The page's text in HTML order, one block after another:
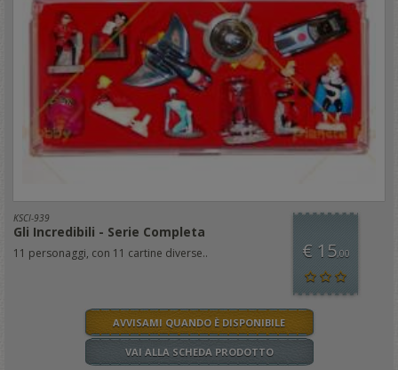
KSCI-939
Gli Incredibili - Serie Completa
11 personaggi, con 11 cartine diverse.. € 15,00
AVVISAMI QUANDO È DISPONIBILE
VAI ALLA SCHEDA PRODOTTO